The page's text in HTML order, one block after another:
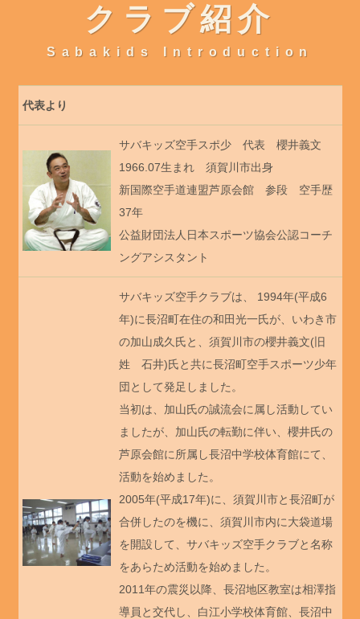
クラブ紹介
Sabakids Introduction
代表より
サバキッズ空手スポ少 代表 櫻井義文
1966.07生まれ 須賀川市出身
新国際空手道連盟芦原会館 参段 空手歴
37年
公益財団法人日本スポーツ協会公認コーチ
ングアシスタント
サバキッズ空手クラブは、 1994年(平成6
年)に長沼町在住の和田光一氏が、いわき市
の加山成久氏と、須賀川市の櫻井義文(旧
姓 石井)氏と共に長沼町空手スポーツ少年
団として発足しました。
当初は、加山氏の誠流会に属し活動してい
ましたが、加山氏の転勤に伴い、櫻井氏の
芦原会館に所属し長沼中学校体育館にて、
活動を始めました。
2005年(平成17年)に、須賀川市と長沼町が
合併したのを機に、須賀川市内に大袋道場
を開設して、サバキッズ空手クラブと名称
をあらため活動を始めました。
2011年の震災以降、長沼地区教室は相澤指
導員と交代し、白江小学校体育館、長沼中